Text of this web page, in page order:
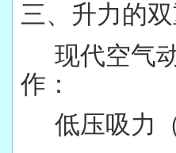
三、升力的
现代空气
作：
低压吸力